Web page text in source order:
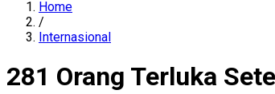
Home
/
Internasional
281 Orang Terluka